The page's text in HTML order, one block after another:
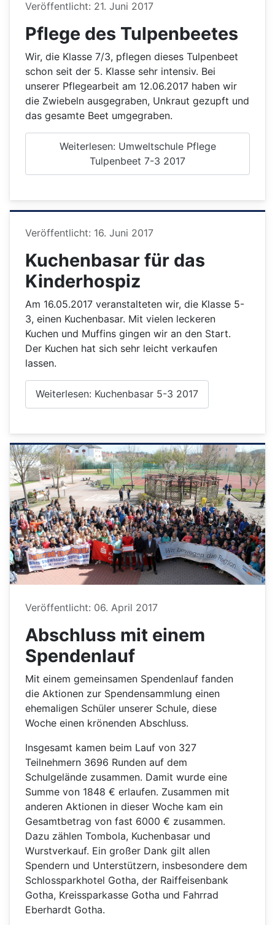
Details
Veröffentlicht: 21. Juni 2017
Pflege des Tulpenbeetes
Wir, die Klasse 7/3, pflegen dieses Tulpenbeet
schon seit der 5. Klasse sehr intensiv. Bei
unserer Pflegearbeit am 12.06.2017 haben wir
die Zwiebeln ausgegraben, Unkraut gezupft und
das gesamte Beet umgegraben.
Weiterlesen: Umweltschule Pflege
Tulpenbeet 7-3 2017
Details
Veröffentlicht: 16. Juni 2017
Kuchenbasar für das
Kinderhospiz
Am 16.05.2017 veranstalteten wir, die Klasse 5-
3, einen Kuchenbasar. Mit vielen leckeren
Kuchen und Muffins gingen wir an den Start.
Der Kuchen hat sich sehr leicht verkaufen
lassen.
Weiterlesen: Kuchenbasar 5-3 2017
Details
Veröffentlicht: 06. April 2017
Abschluss mit einem
Spendenlauf
Mit einem gemeinsamen Spendenlauf fanden
die Aktionen zur Spendensammlung einen
ehemaligen Schüler unserer Schule, diese
Woche einen krönenden Abschluss.
Insgesamt kamen beim Lauf von 327
Teilnehmern 3696 Runden auf dem
Schulgelände zusammen. Damit wurde eine
Summe von 1848 € erlaufen. Zusammen mit
anderen Aktionen in dieser Woche kam ein
Gesamtbetrag von fast 6000 € zusammen.
Dazu zählen Tombola, Kuchenbasar und
Wurstverkauf. Ein großer Dank gilt allen
Spendern und Unterstützern, insbesondere dem
Schlossparkhotel Gotha, der Raiffeisenbank
Gotha, Kreissparkasse Gotha und Fahrrad
Eberhardt Gotha.